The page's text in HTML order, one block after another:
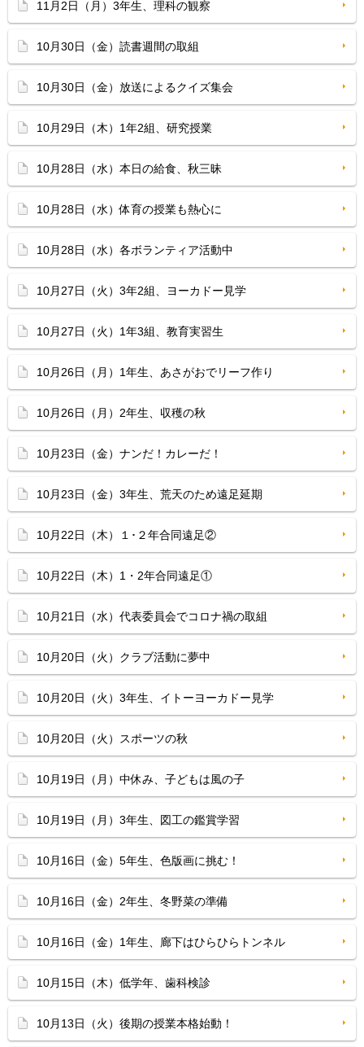
11月2日（月）3年生、理科の観察
10月30日（金）読書週間の取組
10月30日（金）放送によるクイズ集会
10月29日（木）1年2組、研究授業
10月28日（水）本日の給食、秋三昧
10月28日（水）体育の授業も熱心に
10月28日（水）各ボランティア活動中
10月27日（火）3年2組、ヨーカドー見学
10月27日（火）1年3組、教育実習生
10月26日（月）1年生、あさがおでリーフ作り
10月26日（月）2年生、収穫の秋
10月23日（金）ナンだ！カレーだ！
10月23日（金）3年生、荒天のため遠足延期
10月22日（木）１･２年合同遠足②
10月22日（木）1・2年合同遠足①
10月21日（水）代表委員会でコロナ禍の取組
10月20日（火）クラブ活動に夢中
10月20日（火）3年生、イトーヨーカドー見学
10月20日（火）スポーツの秋
10月19日（月）中休み、子どもは風の子
10月19日（月）3年生、図工の鑑賞学習
10月16日（金）5年生、色版画に挑む！
10月16日（金）2年生、冬野菜の準備
10月16日（金）1年生、廊下はひらひらトンネル
10月15日（木）低学年、歯科検診
10月13日（火）後期の授業本格始動！